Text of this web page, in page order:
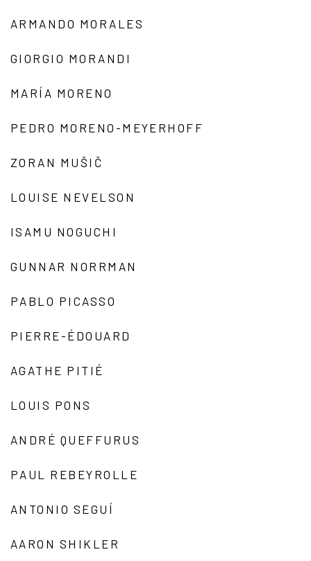
ARMANDO MORALES
GIORGIO MORANDI
MARÍA MORENO
PEDRO MORENO-MEYERHOFF
ZORAN MUŠIČ
LOUISE NEVELSON
ISAMU NOGUCHI
GUNNAR NORRMAN
PABLO PICASSO
PIERRE-ÉDOUARD
AGATHE PITIÉ
LOUIS PONS
ANDRÉ QUEFFURUS
PAUL REBEYROLLE
ANTONIO SEGUÍ
AARON SHIKLER